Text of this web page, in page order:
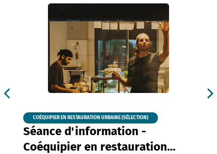
COÉQUIPIER EN RESTAURATION URBAINE (SÉLECTION)
Séance d'information -
Coéquipier en restauration